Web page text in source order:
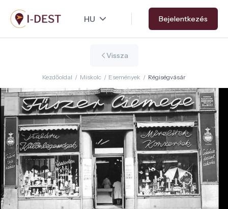
Ugrás
a
tartalomra
Bejelentkezés
Vissza
Kezdőoldal / Miskolc / Események / Régiségvásár